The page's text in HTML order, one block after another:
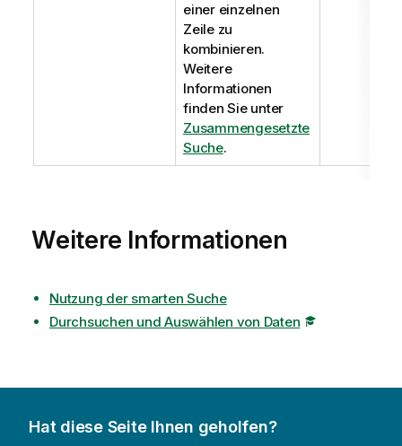
einer einzelnen
Zeile zu
kombinieren.
Weitere
Informationen
finden Sie unter
Zusammengesetzte
Suche.
Weitere Informationen
Nutzung der smarten Suche
Durchsuchen und Auswählen von Daten
Hat diese Seite Ihnen geholfen?